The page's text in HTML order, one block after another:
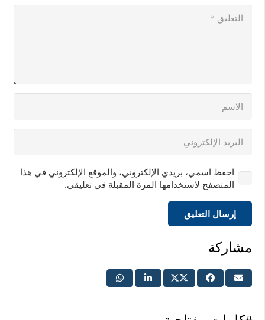
احفظ اسمي، بريدي الإلكتروني، والموقع الإلكتروني في هذا
المتصفح لاستخدامها المرة المقبلة في تعليقي.
إرسال التعليق
مشاركة